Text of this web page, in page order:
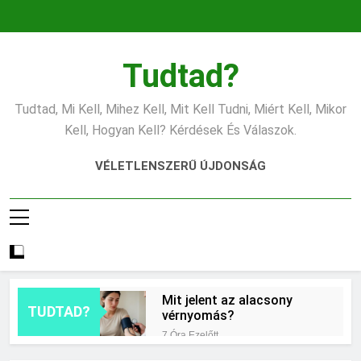
Tudtad?
Tudtad, Mi Kell, Mihez Kell, Mit Kell Tudni, Miért Kell, Mikor
Kell, Hogyan Kell? Kérdések És Válaszok.
VÉLETLENSZERŰ ÚJDONSÁG
TUDTAD?
Mit jelent az alacsony
vérnyomás?
7 Óra Ezelőtt